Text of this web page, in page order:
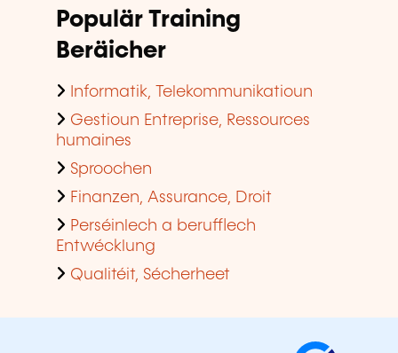
Populär Training
Beräicher
Informatik, Telekommunikatioun
Gestioun Entreprise, Ressources
humaines
Sproochen
Finanzen, Assurance, Droit
Perséinlech a berufflech
Entwécklung
Qualitéit, Sécherheet